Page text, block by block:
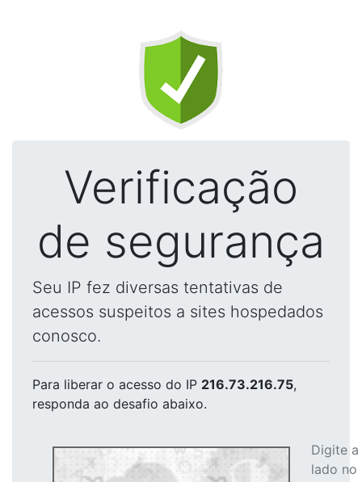
Verificação
de segurança
Seu IP fez diversas tentativas de
acessos suspeitos a sites hospedados
conosco.
Para liberar o acesso do IP 216.73.216.75,
responda ao desafio abaixo.
Digite
lado no